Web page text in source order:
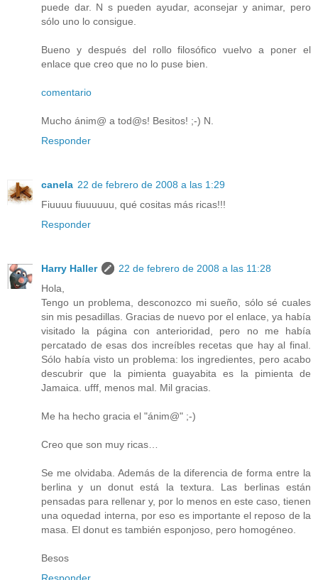
puede dar. N s pueden ayudar, aconsejar y animar, pero
sólo uno lo consigue.
Bueno y después del rollo filosófico vuelvo a poner el
enlace que creo que no lo puse bien.
comentario
Mucho ánim@ a tod@s! Besitos! ;-) N.
Responder
canela 22 de febrero de 2008 a las 1:29
Fiuuuu fiuuuuuu, qué cositas más ricas!!!
Responder
Harry Haller
22 de febrero de 2008 a las 11:28
Hola,
Tengo un problema, desconozco mi sueño, sólo sé cuales
sin mis pesadillas. Gracias de nuevo por el enlace, ya había
visitado la página con anterioridad, pero no me había
percatado de esas dos increíbles recetas que hay al final.
Sólo había visto un problema: los ingredientes, pero acabo
descubrir que la pimienta guayabita es la pimienta de
Jamaica. ufff, menos mal. Mil gracias.
Me ha hecho gracia el "ánim@" ;-)
Creo que son muy ricas…
Se me olvidaba. Además de la diferencia de forma entre la
berlina y un donut está la textura. Las berlinas están
pensadas para rellenar y, por lo menos en este caso, tienen
una oquedad interna, por eso es importante el reposo de la
masa. El donut es también esponjoso, pero homogéneo.
Besos